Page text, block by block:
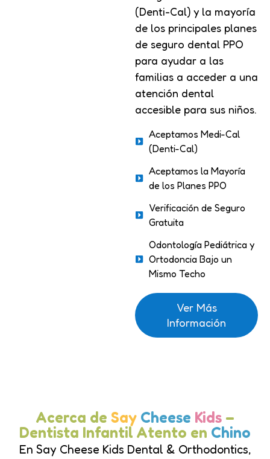
(Denti-Cal) y la mayoría
de los principales planes
de seguro dental PPO
para ayudar a las
familias a acceder a una
atención dental
accesible para sus niños.
Aceptamos Medi-Cal
(Denti-Cal)
Aceptamos la Mayoría
de los Planes PPO
Verificación de Seguro
Gratuita
Odontología Pediátrica y
Ortodoncia Bajo un
Mismo Techo
Ver Más
Información
Acerca de Say Cheese Kids –
Dentista Infantil Atento en Chino
En Say Cheese Kids Dental & Orthodontics,